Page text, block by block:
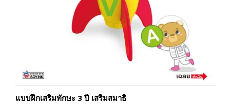
แบบฝึกเสริมทักษะ 3 ปี เสริมสมาธิ